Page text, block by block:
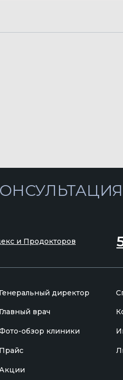
и Продокторов
обзор клиники
Генеральный директор
Главный врач
Прайс
Акции
врача-специалиста. Вся